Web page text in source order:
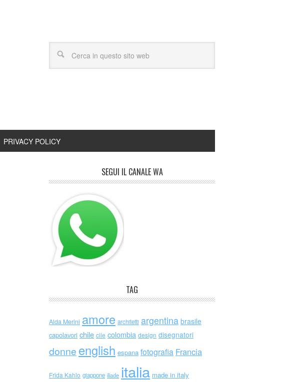
PRIVACY POLICY
SEGUI IL CANALE WA
TAG
Alda Merini amore architetti argentina brasile
capolavori chile cile colombia design disegnatori
donne english espana fotografia Francia
Frida Kahlo giappone iliade italia made in italy